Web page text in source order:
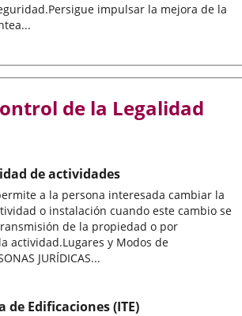
impulsar la mejora de la
de la Legalidad
de actividades
a la persona interesada cambiar la
o instalación cuando este cambio se
de la propiedad o por
actividad.Lugares y Modos de
JURÍDICAS...
de Edificaciones (ITE)